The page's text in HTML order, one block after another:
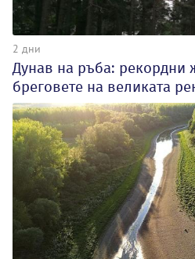
2 дни
Дунав на ръба: рекордни
бреговете на великата